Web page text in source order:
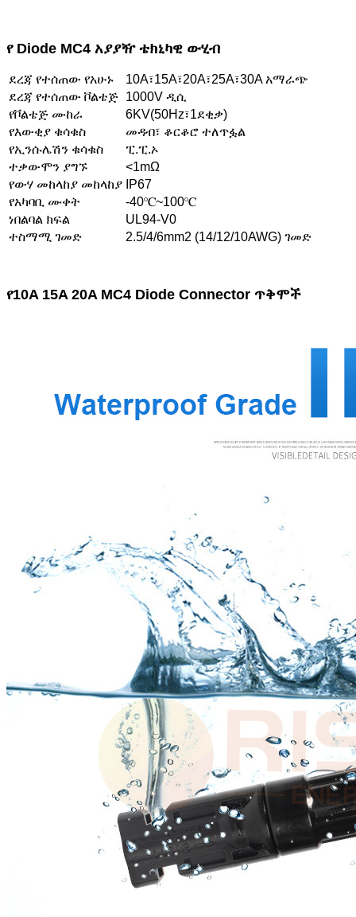
የ Diode MC4 አያያዥ ቴክኒካዊ ውሂብ
ደረጃ የተሰጠው የአሁኑ
10A፣15A፣20A፣25A፣30A አማራጭ
ደረጃ የተሰጠው ቮልቴጅ 1000V ዲሲ
የቮልቴጅ ሙከራ
6KV(50Hz፣1ደቂቃ)
የእውቂያ ቁሳቁስ
መዳብ፣ ቆርቆሮ ተለጥፏል
የኢንሱሌሽን ቁሳቁስ
ፒ.ፒ.ኦ
ተቃውሞን ያግኙ
<1mΩ
የውሃ መከላከያ መከላከያ IP67
የአካባቢ ሙቀት
-40℃~100℃
ነበልባል ክፍል
UL94-V0
ተስማሚ ገመድ
2.5/4/6mm2 (14/12/10AWG) ገመድ
የ10A 15A 20A MC4 Diode Connector ጥቅሞች